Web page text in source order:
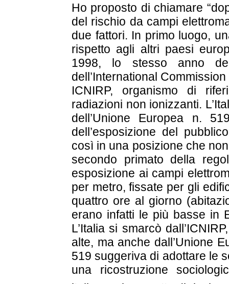
Ho proposto di chiamare
del rischio da campi
due fattori. In primo luogo,
rispetto agli altri paesi
1998, lo stesso anno
dell’International
ICNIRP, organismo di
radiazioni non ionizzanti.
dell’Unione Europea n.
dell’esposizione del
così in una posizione che
secondo primato della
esposizione ai campi
per metro, fissate per gli
quattro ore al giorno
erano infatti le più basse in
L’Italia si smarcò
alte, ma anche dall’Unione
519 suggeriva di adottare le
una ricostruzione